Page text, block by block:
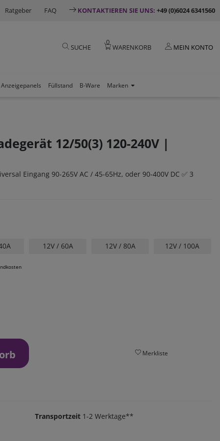
Ratgeber FAQ KONTAKTIEREN SIE UNS: +49 (0)6024 6341560
SUCHE
0
WARENKORB MEIN KONTO
Anzeigepanels Füllstand B-Ware Marken
12/50(3) 120-240V |
Eingang 90-265V AC / 45-65Hz, oder 90-400V DC ✅ 3
12V / 60A 12V / 80A 12V / 100A
Merkliste
Transportzeit 1-2 Werktage**